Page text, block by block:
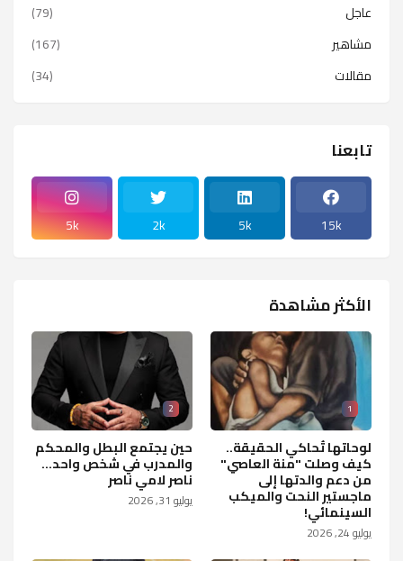
عاجل
(79)
مشاهير
(167)
مقالات
(34)
تابعنا
15k
5k
2k
5k
الأكثر مشاهدة
1
لوحاتها تُحاكي الحقيقة..
كيف وصلت "منة العاصي"
من دعم والدتها إلى
ماجستير النحت والميكب
السينمائي!
يوليو 24, 2026
2
حين يجتمع البطل والمحكم
والمدرب في شخص واحد...
ناصر لامي ناصر
يوليو 31, 2026